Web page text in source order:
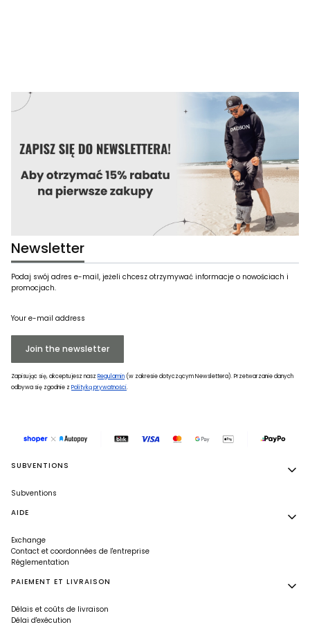
Newsletter
Podaj swój adres e-mail, jeżeli chcesz otrzymywać informacje o nowościach i
promocjach.
Your e-mail address
Join the newsletter
Zapisując się, akceptujesz nasz Regulamin (w zakresie dotyczącym Newslettera). Przetwarzanie danych
odbywa się zgodnie z Polityką prywatności.
Footer menu
SUBVENTIONS
Subventions
AIDE
Exchange
Contact et coordonnées de l'entreprise
Réglementation
PAIEMENT ET LIVRAISON
Délais et coûts de livraison
Délai d'exécution